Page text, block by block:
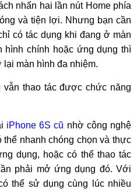
nhấn hai lần nút Home phía
và tiện lợi. Nhưng bạn cần
có tác dụng khi đang ở màn
hình chính hoặc ứng dụng thì
lại màn hình đa nhiệm.
thao tác được chức năng
iPhone 6S cũ nhờ công nghệ
nhanh chóng chọn và thực
dụng, hoặc có thể thao tác
phải mở ứng dụng đó. Với
thể sử dụng cùng lúc nhiều